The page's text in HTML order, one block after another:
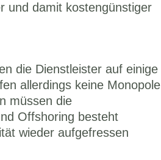
und damit kostengünstiger
die Dienstleister auf einige
allerdings keine Monopole
müssen die
Offshoring besteht
wieder aufgefressen